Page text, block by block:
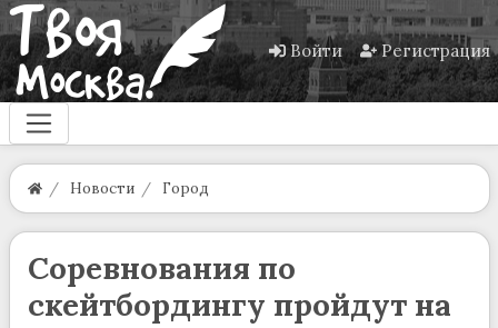
Войти Регистрация
Новости Город
Соревнования по
скейтбордингу пройдут на